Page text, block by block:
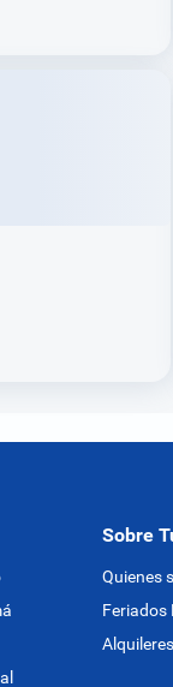
Sobre
Quienes
Feriados
Alquileres